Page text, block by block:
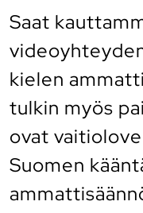
Saat
kielen
tulkin myös
ovat
Suomen